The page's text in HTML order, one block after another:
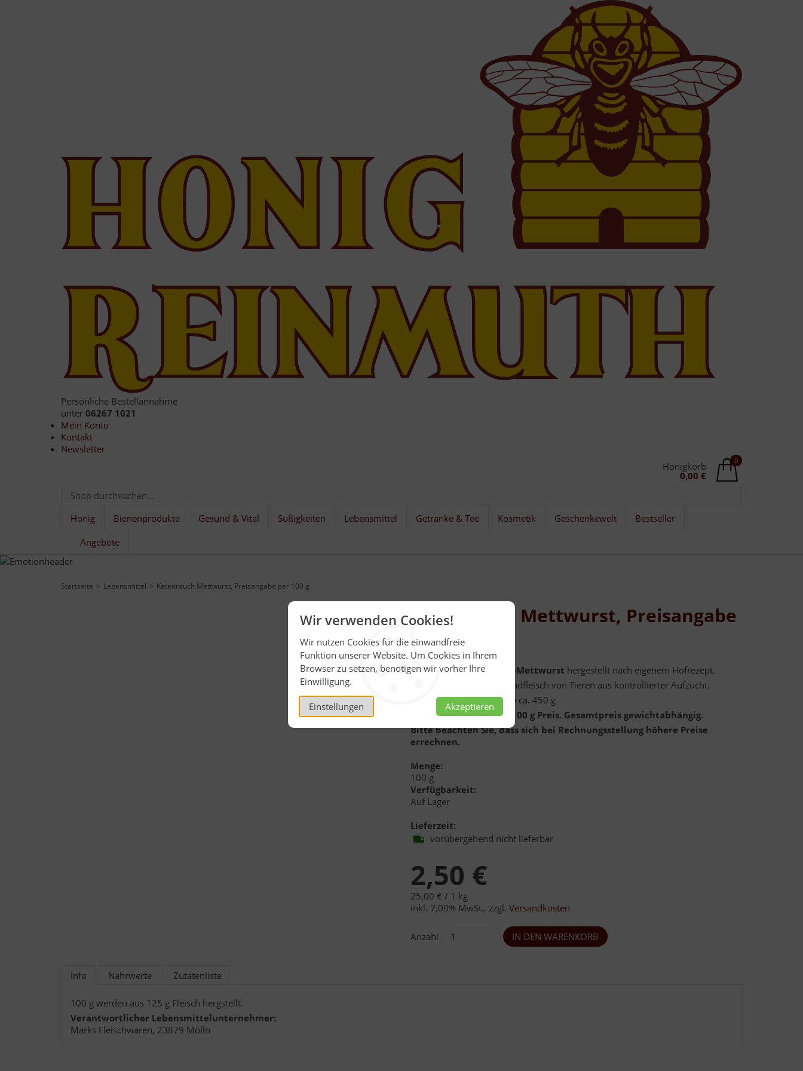
Wir verwenden Cookies!
Wir nutzen Cookies für die einwandfreie
Funktion unserer Website. Um Cookies in Ihrem
Browser zu setzen, benötigen wir vorher Ihre
Einwilligung.
Einstellungen Akzeptieren
Persönliche Bestellannahme
unter 06267 1021
Mein Konto
Kontakt
Newsletter
0
Honigkorb
0,00 €
Honig Bienenprodukte Gesund & Vital Süßigkeiten Lebensmittel Getränke & Tee Kosmetik Geschenkewelt
Bestseller
Angebote
Startseite Lebensmittel Katenrauch Mettwurst, Preisangabe per 100 g
Katenrauch Mettwurst, Preisangabe
per 100 g
Holsteiner Katenrauch -Mettwurst hergestellt nach eigenem Hofrezept.
Enthält Schweine- und Rindfleisch von Tieren aus kontrollierter Aufzucht.
Vakuumverpackte Würste ca. 450 g
WICHTIG:Preisangabe 100 g Preis, Gesamtpreis gewichtabhängig.
Bitte beachten Sie, dass sich bei Rechnungsstellung höhere Preise
errechnen.
Menge:
100 g
Verfügbarkeit:
Auf Lager
Lieferzeit:
vorübergehend nicht lieferbar
2,50 €
25,00 € / 1 kg
inkl. 7,00% MwSt., zzgl. Versandkosten
Anzahl
Info Nährwerte Zutatenliste
100 g werden aus 125 g Fleisch hergstellt.
Verantwortlicher Lebensmittelunternehmer:
Marks Fleischwaren, 23879 Mölln